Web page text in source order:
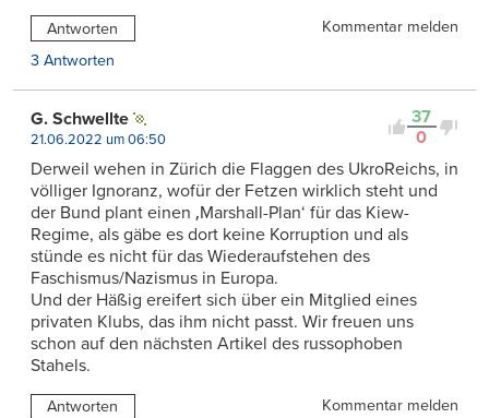
Antworten
Kommentar melden
3 Antworten
37
0
G. Schwellte
21.06.2022 um 06:50
Derweil wehen in Zürich die Flaggen des UkroReichs, in
völliger Ignoranz, wofür der Fetzen wirklich steht und
der Bund plant einen ‚Marshall-Plan‘ für das Kiew-
Regime, als gäbe es dort keine Korruption und als
stünde es nicht für das Wiederaufstehen des
Faschismus/Nazismus in Europa.
Und der Häßig ereifert sich über ein Mitglied eines
privaten Klubs, das ihm nicht passt. Wir freuen uns
schon auf den nächsten Artikel des russophoben
Stahels.
Antworten
Kommentar melden